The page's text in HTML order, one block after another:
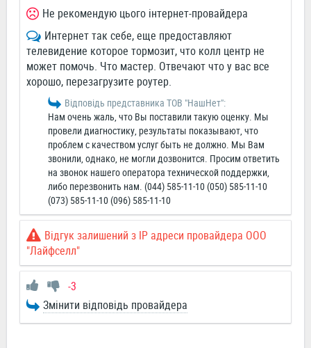
Не рекомендую цього інтернет-провайдера
Интернет так себе, еще предоставляют
телевидение которое тормозит, что колл центр не
может помочь. Что мастер. Отвечают что у вас все
хорошо, перезагрузите роутер.
Відповідь представника ТОВ "НашНет":
Нам очень жаль, что Вы поставили такую оценку. Мы
провели диагностику, результаты показывают, что
проблем с качеством услуг быть не должно. Мы Вам
звонили, однако, не могли дозвонится. Просим ответить
на звонок нашего оператора технической поддержки,
либо перезвонить нам. (044) 585-11-10 (050) 585-11-10
(073) 585-11-10 (096) 585-11-10
Відгук залишений з IP адреси провайдера ООО
"Лайфселл"
-3
Змінити відповідь провайдера